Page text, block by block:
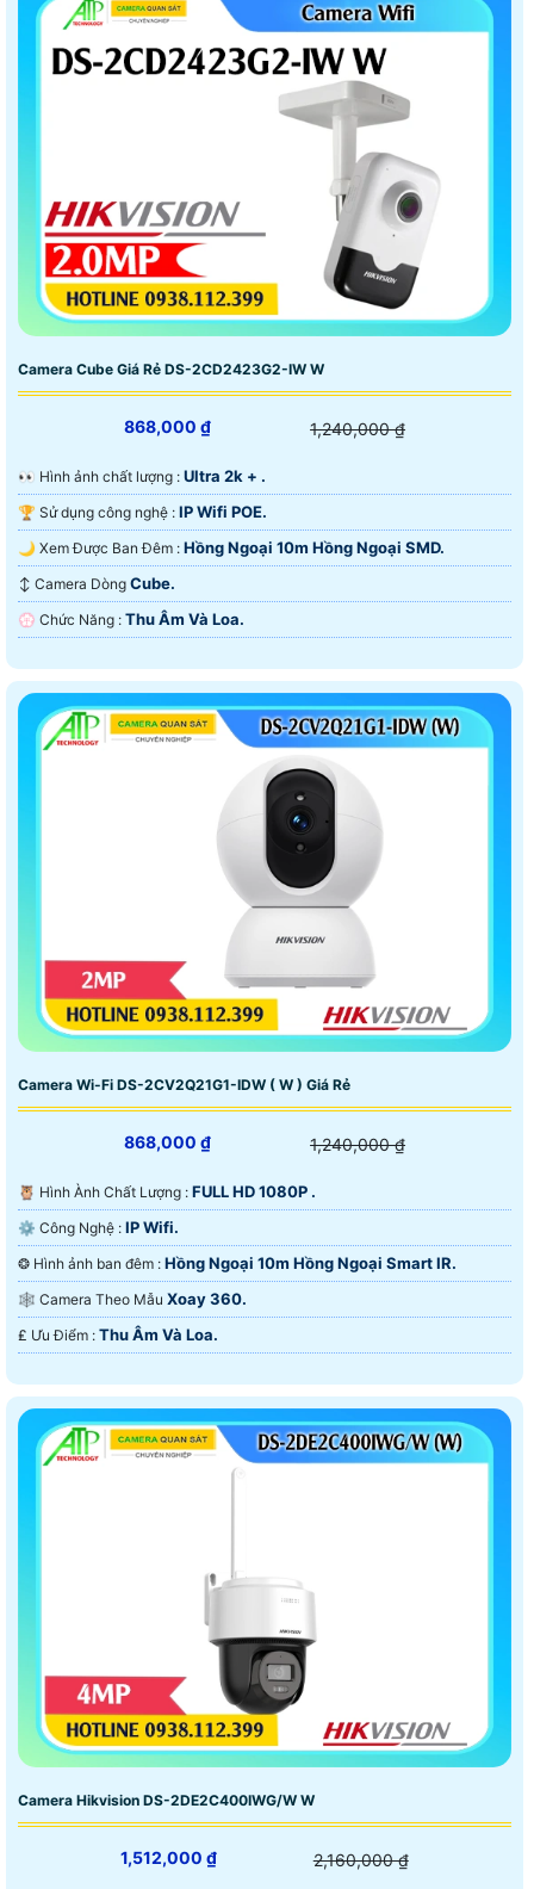
Camera Cube Giá Rẻ DS-2CD2423G2-IW W
868,000 ₫ 1,240,000 ₫
️👀 Hình ảnh chất lượng : Ultra 2k + .
🏆 Sử dụng công nghệ : IP Wifi POE.
🌙 Xem Được Ban Đêm : Hồng Ngoại 10m Hồng Ngoại SMD.
↕️ Camera Dòng Cube.
️💮 Chức Năng : Thu Âm Và Loa.
Camera Wi-Fi DS-2CV2Q21G1-IDW ( W ) Giá Rẻ
868,000 ₫ 1,240,000 ₫
🦉 Hình Ành Chất Lượng : FULL HD 1080P .
⚙ Công Nghệ : IP Wifi.
❂ Hình ảnh ban đêm : Hồng Ngoại 10m Hồng Ngoại Smart IR.
🕸️ Camera Theo Mẫu Xoay 360.
️₤ Ưu Điểm : Thu Âm Và Loa.
Camera Hikvision DS-2DE2C400IWG/W W
1,512,000 ₫ 2,160,000 ₫